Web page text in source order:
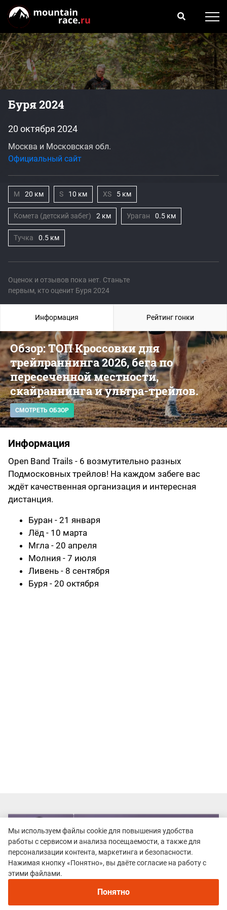
Буря 2024
Оценок и отзывов пока нет. Станьте
первым, кто оценит Буря 2024
20 октября 2024
Москва и Московская обл.
Официальный сайт
M 20 км S 10 км XS 5 км
Комета (детский забег) 2 км Ураган 0.5 км
Тучка 0.5 км
Обзор: ТОП Кроссовки для
трейлраннинга 2026, бега по
пересеченной местности,
скайраннинга и ультра-трейлов.
СМОТРЕТЬ ОБЗОР
Информация
Open Band Trails - 6 возмутительно разных
Подмосковных трейлов! На каждом забеге вас
ждёт качественная организация и интересная
дистанция.
Буран - 21 января
Лёд - 10 марта
Мгла - 20 апреля
Молния - 7 июля
Ливень - 8 сентября
Буря - 20 октября
Информация Рейтинг гонки
Мы используем файлы cookie для повышения удобства
работы с сервисом и анализа посещаемости, а также для
персонализации контента, маркетинга и безопасности.
Нажимая кнопку «Понятно», вы даёте согласие на работу с
этими файлами.
Понятно